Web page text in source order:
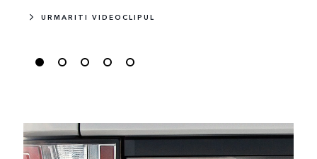
URMARITI VIDEOCLIPUL